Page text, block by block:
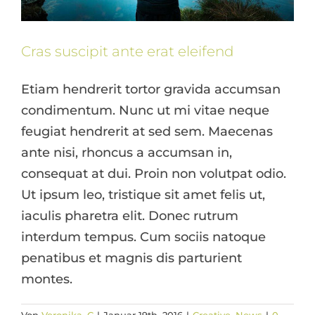
Cras suscipit ante erat eleifend
Etiam hendrerit tortor gravida accumsan
condimentum. Nunc ut mi vitae neque
feugiat hendrerit at sed sem. Maecenas
ante nisi, rhoncus a accumsan in,
consequat at dui. Proin non volutpat odio.
Ut ipsum leo, tristique sit amet felis ut,
iaculis pharetra elit. Donec rutrum
interdum tempus. Cum sociis natoque
penatibus et magnis dis parturient
montes.